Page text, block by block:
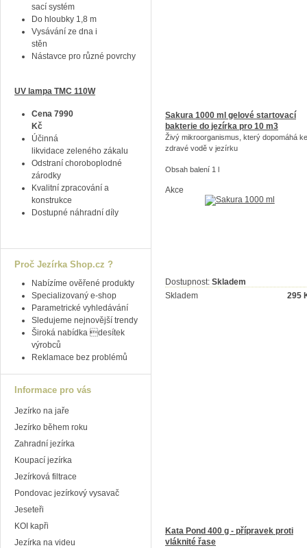
Sakura 1000 ml gelové startovací
bakterie do jezírka pro 10 m3
Živý mikroorganismus, který dopomáhá ke
zdravé vodě v jezírku
Obsah balení 1 l
Akce
Dostupnost: Skladem
Skladem
295
Kata Pond 400 g - přípravek proti
vláknité řase
sací systém
Do hloubky 1,8 m
Vysávání ze dna i
stěn
Nástavce pro různé povrchy
UV lampa TMC 110W
Cena 7990
Kč
Účinná
likvidace zeleného zákalu
Odstraní choroboplodné
zárodky
Kvalitní zpracování a
konstrukce
Dostupné náhradní díly
Proč Jezírka Shop.cz ?
Nabízíme ověřené produkty
Specializovaný e-shop
Parametrické vyhledávání
Sledujeme nejnovější trendy
Široká nabídka desítek
výrobců
Reklamace bez problémů
Informace pro vás
Jezírko na jaře
Jezírko během roku
Zahradní jezírka
Koupací jezírka
Jezírková filtrace
Pondovac jezírkový vysavač
Jeseteři
KOI kapři
Jezírka na videu